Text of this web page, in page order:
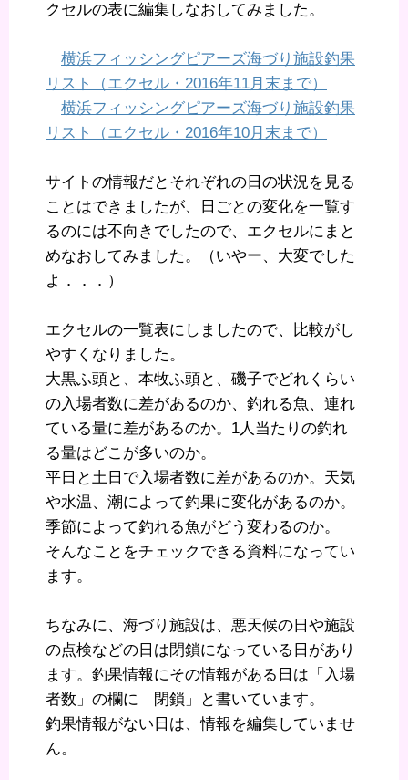
クセルの表に編集しなおしてみました。
横浜フィッシングピアーズ海づり施設釣果
リスト（エクセル・2016年11月末まで）
横浜フィッシングピアーズ海づり施設釣果
リスト（エクセル・2016年10月末まで）
サイトの情報だとそれぞれの日の状況を見る
ことはできましたが、日ごとの変化を一覧す
るのには不向きでしたので、エクセルにまと
めなおしてみました。（いやー、大変でした
よ．．．）
エクセルの一覧表にしましたので、比較がし
やすくなりました。
大黒ふ頭と、本牧ふ頭と、磯子でどれくらい
の入場者数に差があるのか、釣れる魚、連れ
ている量に差があるのか。1人当たりの釣れ
る量はどこが多いのか。
平日と土日で入場者数に差があるのか。天気
や水温、潮によって釣果に変化があるのか。
季節によって釣れる魚がどう変わるのか。
そんなことをチェックできる資料になってい
ます。
ちなみに、海づり施設は、悪天候の日や施設
の点検などの日は閉鎖になっている日があり
ます。釣果情報にその情報がある日は「入場
者数」の欄に「閉鎖」と書いています。
釣果情報がない日は、情報を編集していませ
ん。